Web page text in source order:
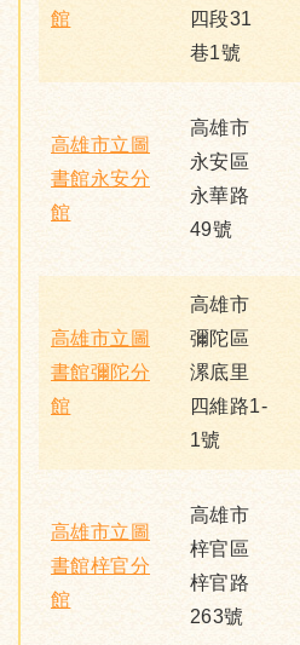
館
四段31
巷1號
高雄市立圖
書館永安分
館
高雄市
永安區
永華路
49號
高雄市立圖
書館彌陀分
館
高雄市
彌陀區
漯底里
四維路1-
1號
高雄市立圖
書館梓官分
館
高雄市
梓官區
梓官路
263號